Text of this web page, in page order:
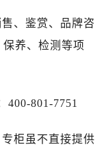
、鉴赏、品牌咨
养、检测等项
400-801-7751
柜虽不直接提供